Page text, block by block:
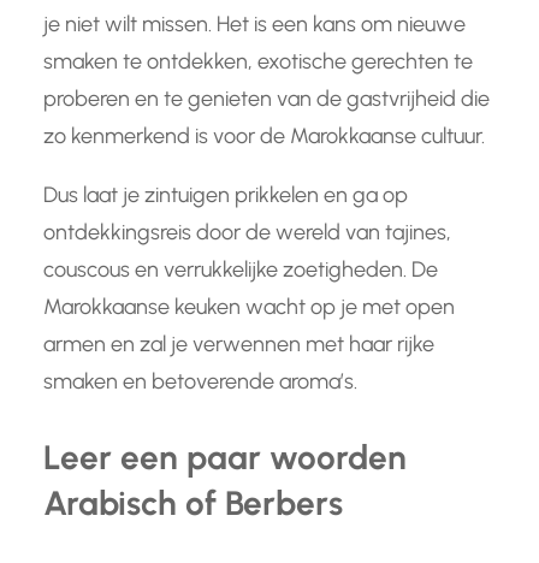
je niet wilt missen. Het is een kans om nieuwe
smaken te ontdekken, exotische gerechten te
proberen en te genieten van de gastvrijheid die
zo kenmerkend is voor de Marokkaanse cultuur.
Dus laat je zintuigen prikkelen en ga op
ontdekkingsreis door de wereld van tajines,
couscous en verrukkelijke zoetigheden. De
Marokkaanse keuken wacht op je met open
armen en zal je verwennen met haar rijke
smaken en betoverende aroma’s.
Leer een paar woorden
Arabisch of Berbers